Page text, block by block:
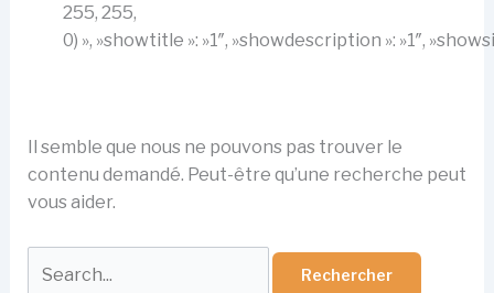
255, 255,
0) », »showtitle »: »1″, »showdescription »: »1″,
Il semble que nous ne pouvons pas trouver le
contenu demandé. Peut-être qu’une recherche peut
vous aider.